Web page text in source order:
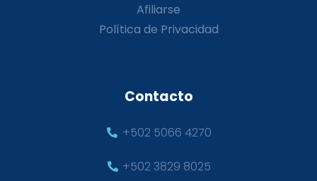
Afiliarse
Política de Privacidad
Contacto
+502 5066 4270
+502 3829 8025